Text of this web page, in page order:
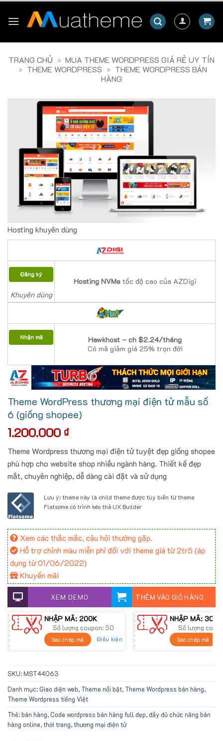
TRANG CHỦ » MUA THEME WORDPRESS GIÁ RẺ UY TÍN
» THEME WORDPRESS » THEME WORDPRESS BÁN
HÀNG
Hosting khuyên dùng
Đăng ký
Khuyên dùng
Hosting NVMe tốc độ cao của AZDigi
Nhận mã
Hawkhost – ch $2.24/tháng
Có mã giảm giá 25% trọn đời
Theme WordPress thương mại điện tử mẫu số
6 (giống shopee)
1.200.000 ₫
Theme Wordpress thương mại điện tử tuyệt đẹp giống shopee
phù hợp cho website shop nhiều ngành hàng. Thiết kế đẹp
mắt, chuyên nghiệp, dễ dàng cài đặt và sử dụng
Lưu ý: theme này là child theme được tùy biến từ theme
Flatsome có trình kéo thả UX Builder
Xem các thắc mắc, câu hỏi thường gặp.
Hỗ trợ chỉnh màu miễn phí đối với theme giá từ 2tr5 (áp
dụng từ 01/06/2022)
Khuyến mãi
XEM DEMO THÊM VÀO GIỎ HÀNG
NHẬP MÃ: 200K
Số lượng coupon: 50
Sao chép mã Điều kiện
NHẬP MÃ: 300K
Số lượng
Sao chép mã
SKU: MST44063
Danh mục:Giao diện web, Theme nổi bật, Theme Wordpress bán hàng,
Theme Wordpress tiếng Việt
Thẻ:bán hàng,Code wordpress bán hàng full đẹp,đầy đủ chức năng bán
hàng online,thời trang,thương mại điện tử